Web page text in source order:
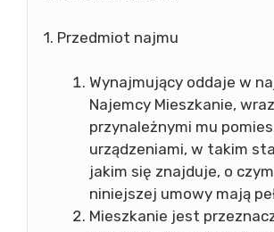
1. Przedmiot najmu
Wynajmujący oddaje w
Najemcy Mieszkanie,
przynależnymi mu
urządzeniami, w takim
jakim się znajduje, o
niniejszej umowy mają
Mieszkanie jest